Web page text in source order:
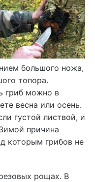
большого ножа,
топора.
гриб можно в
весна или осень.
густой листвой, и
причина
которым грибов не
рощах. В